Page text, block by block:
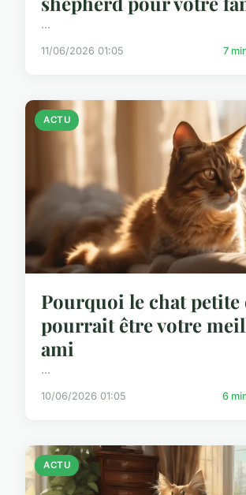
...
11/06/2026 01:05 7
ACTU
Pourquoi le chat
pourrait être votre
ami
...
10/06/2026 01:05 6
ACTU